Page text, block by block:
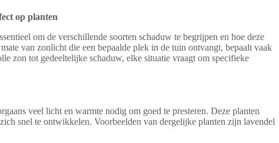
op planten
om de verschillende soorten schaduw te begrijpen en hoe deze
van zonlicht die een bepaalde plek in de tuin ontvangt, bepaalt vaak
zon tot gedeeltelijke schaduw, elke situatie vraagt om specifieke
veel licht en warmte nodig om goed te presteren. Deze planten
snel te ontwikkelen. Voorbeelden van dergelijke planten zijn lavendel